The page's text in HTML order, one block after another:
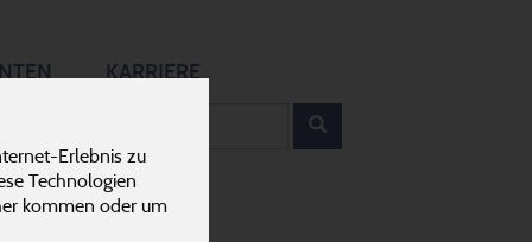
Erlebnis zu
Technologien
kommen oder um
KARRIERE